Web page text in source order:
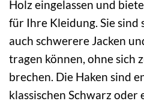
Holz eingelassen und
für Ihre Kleidung. Sie sind
auch schwerere Jacken
tragen können, ohne sich
brechen. Die Haken sind
klassischen Schwarz oder